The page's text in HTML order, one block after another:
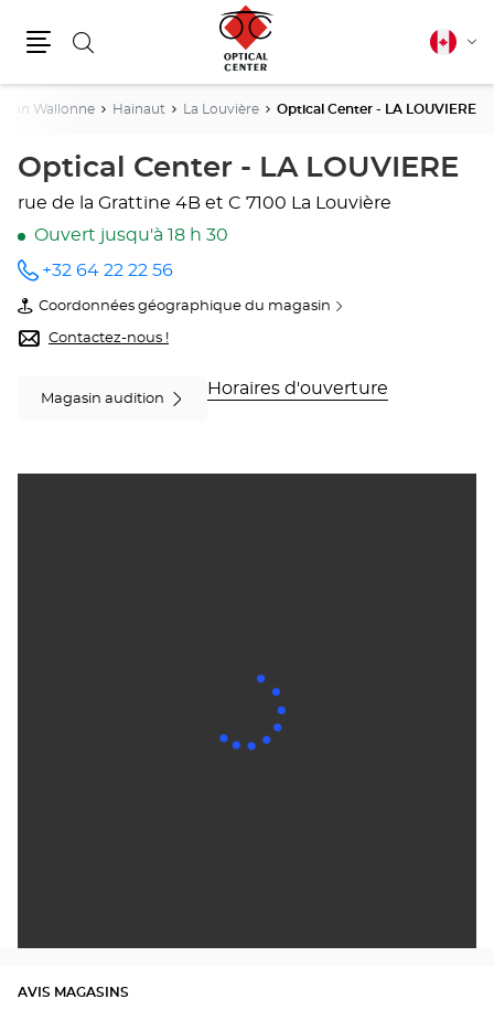
Rechercher
Français
Wallonne Hainaut La Louvière Optical Center - LA LOUVIERE
Optical Center - LA LOUVIERE
rue de la Grattine 4B et C 7100 La Louvière
Ouvert jusqu'à 18 h 30
Appeler
le point
de vente
Optical
Center -
+32 64 22 22 56
Coordonnées géographique du magasin
du
point
de
Center
Contactez-nous !
Magasin audition
Horaires d'ouverture
AVIS MAGASINS